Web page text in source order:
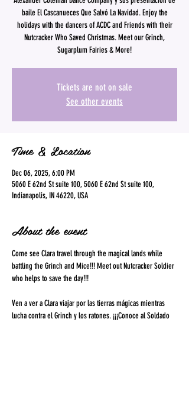
baile El Cascanueces Que Salvó La Navidad. Enjoy the
holidays with the dancers of ACDC and Friends with their
Nutcracker Who Saved Christmas. Meet our Grinch,
Sugarplum Fairies & More!
Tickets are not on sale
See other events
Time & Location
Dec 06, 2025, 6:00 PM
5060 E 62nd St suite 100, 5060 E 62nd St suite 100,
Indianapolis, IN 46220, USA
About the event
Come see Clara travel through the magical lands while
battling the Grinch and Mice!!! Meet out Nutcracker Soldier
who helps to save the day!!!
Ven a ver a Clara viajar por las tierras mágicas mientras
lucha contra el Grinch y los ratones. ¡¡¡Conoce al Soldado